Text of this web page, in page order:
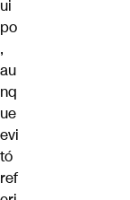
ui
po
,
au
nq
ue
evi
tó
ref